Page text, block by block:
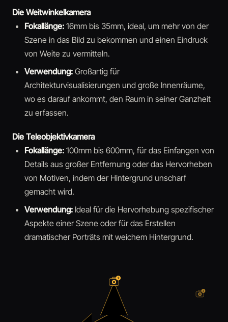
Die Weitwinkelkamera
Fokallänge: 16mm bis 35mm, ideal, um mehr von der
Szene in das Bild zu bekommen und einen Eindruck
von Weite zu vermitteln.
Verwendung: Großartig für
Architekturvisualisierungen und große Innenräume,
wo es darauf ankommt, den Raum in seiner Ganzheit
zu erfassen.
Die Teleobjektivkamera
Fokallänge: 100mm bis 600mm, für das Einfangen von
Details aus großer Entfernung oder das Hervorheben
von Motiven, indem der Hintergrund unscharf
gemacht wird.
Verwendung: Ideal für die Hervorhebung spezifischer
Aspekte einer Szene oder für das Erstellen
dramatischer Porträts mit weichem Hintergrund.
2
4